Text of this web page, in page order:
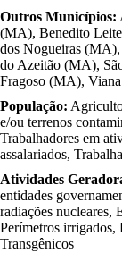
Outros Municípios:
(MA), Benedito
dos Nogueiras
do Azeitão (MA),
Fragoso (MA),
População:
e/ou terrenos
Trabalhadores em
assalariados,
Atividades
entidades
radiações nucleares,
Perímetros irrigados,
Transgênicos